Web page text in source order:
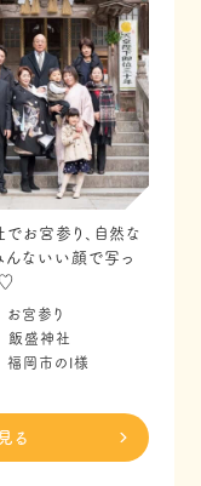
お宮参り、自然な
んないい顔で写っ
♡
お宮参り
飯盛神社
福岡市のI様
る